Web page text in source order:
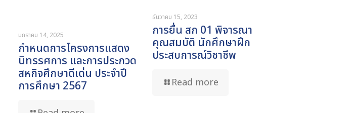
มกราคม 14, 2025
กำหนดการโครงการแสดง
นิทรรศการ และการประกวด
สหกิจศึกษาดีเด่น ประจำปี
การศึกษา 2567
ธันวาคม 15, 2023
การยื่น สก 01 พิจารณา
คุณสมบัติ นักศึกษาฝึก
ประสบการณ์วิชาชีพ
Read more